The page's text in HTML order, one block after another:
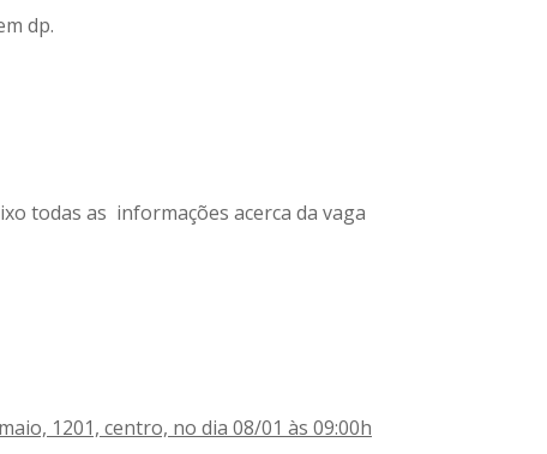
dp.
todas as informações acerca da vaga
1201, centro, no dia 08/01 às 09:00h